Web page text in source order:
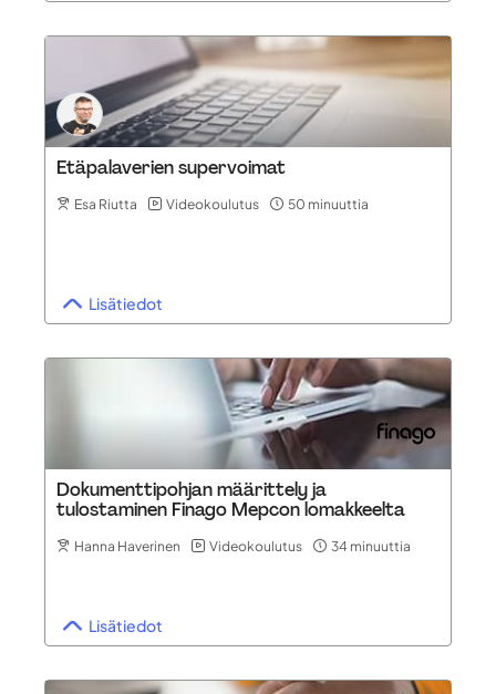
Etäpalaverien supervoimat
Esa Riutta Videokoulutus 50 minuuttia
Lisätiedot
Dokumenttipohjan määrittely ja
tulostaminen Finago Mepcon lomakkeelta
Hanna Haverinen Videokoulutus 34 minuuttia
Lisätiedot